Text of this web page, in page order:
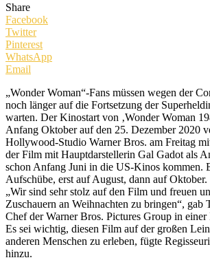
Share
Facebook
Twitter
Pinterest
WhatsApp
Email
„Wonder Woman“-Fans müssen wegen der
noch länger auf die Fortsetzung der
warten. Der Kinostart von ‚Wonder Woman
Anfang Oktober auf den 25. Dezember 2020
Hollywood-Studio Warner Bros. am Freitag
der Film mit Hauptdarstellerin Gal Gadot als
schon Anfang Juni in die US-Kinos kommen.
Aufschübe, erst auf August, dann auf Oktober.
„Wir sind sehr stolz auf den Film und freuen
Zuschauern an Weihnachten zu bringen“, gab
Chef der Warner Bros. Pictures Group in
Es sei wichtig, diesen Film auf der großen
anderen Menschen zu erleben, fügte
hinzu.